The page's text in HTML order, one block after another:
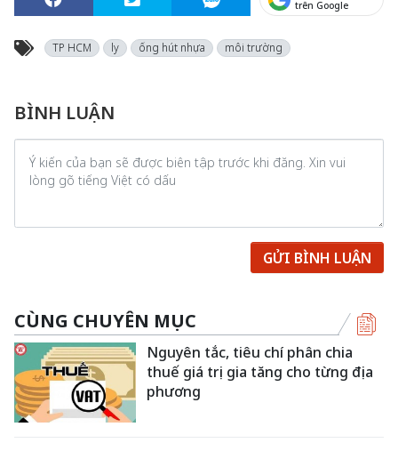
trên Google
TP HCM ly ống hút nhựa môi trường
BÌNH LUẬN
GỬI BÌNH LUẬN
CÙNG CHUYÊN MỤC
Nguyên tắc, tiêu chí phân chia
thuế giá trị gia tăng cho từng địa
phương